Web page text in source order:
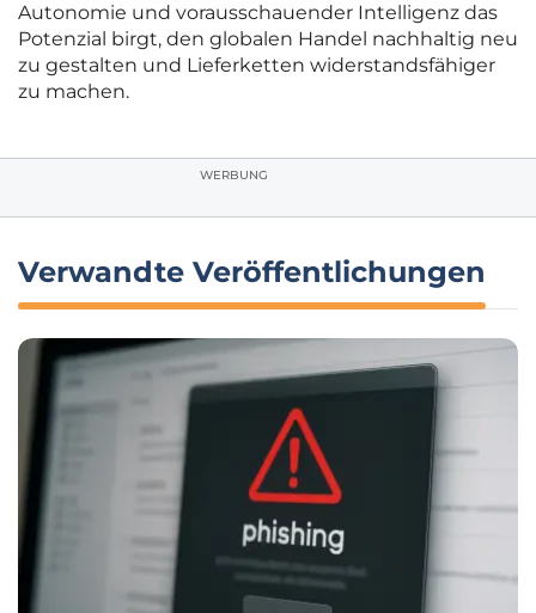
Autonomie und vorausschauender Intelligenz das
Potenzial birgt, den globalen Handel nachhaltig neu
zu gestalten und Lieferketten widerstandsfähiger
zu machen.
WERBUNG
Verwandte Veröffentlichungen